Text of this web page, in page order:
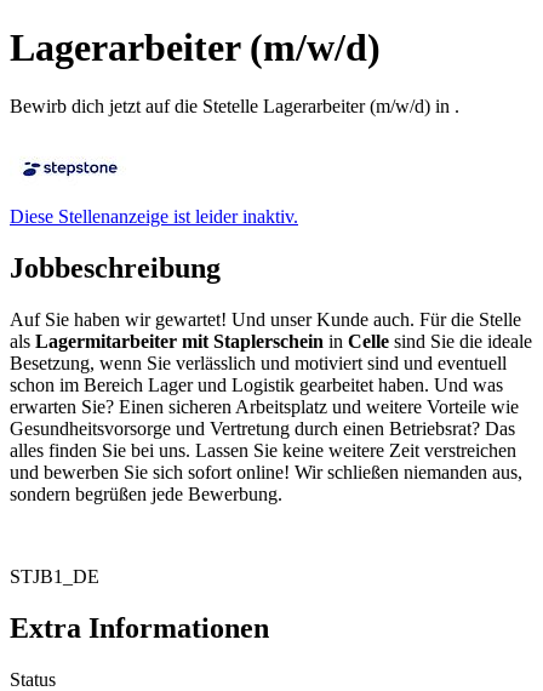
Lagerarbeiter (m/w/d)
Bewirb dich jetzt auf die Stetelle Lagerarbeiter (m/w/d) in .
Diese Stellenanzeige ist leider inaktiv.
Jobbeschreibung
Auf Sie haben wir gewartet! Und unser Kunde auch. Für die Stelle
als Lagermitarbeiter mit Staplerschein in Celle sind Sie die ideale
Besetzung, wenn Sie verlässlich und motiviert sind und eventuell
schon im Bereich Lager und Logistik gearbeitet haben. Und was
erwarten Sie? Einen sicheren Arbeitsplatz und weitere Vorteile wie
Gesundheitsvorsorge und Vertretung durch einen Betriebsrat? Das
alles finden Sie bei uns. Lassen Sie keine weitere Zeit verstreichen
und bewerben Sie sich sofort online! Wir schließen niemanden aus,
sondern begrüßen jede Bewerbung.
STJB1_DE
Extra Informationen
Status